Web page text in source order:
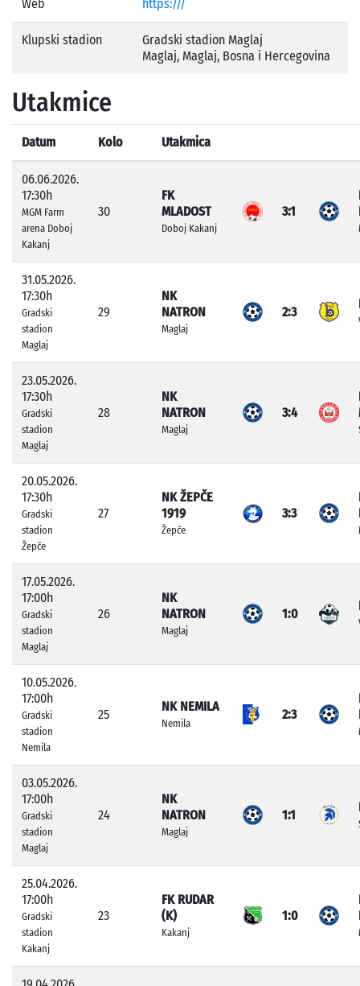
Web https:///
Klupski stadion
Gradski stadion Maglaj
Maglaj, Maglaj, Bosna i Hercegovina
Utakmice
Datum Kolo Utakmica
06.06.2026.
17:30h
MGM Farm
arena Doboj
Kakanj
30
FK
MLADOST
Doboj Kakanj
3:1
31.05.2026.
17:30h
Gradski
stadion
Maglaj
29
NK
NATRON
Maglaj
2:3
23.05.2026.
17:30h
Gradski
stadion
Maglaj
28
NK
NATRON
Maglaj
3:4
20.05.2026.
17:30h
Gradski
stadion
Žepče
27
NK ŽEPČE
1919
Žepče
3:3
17.05.2026.
17:00h
Gradski
stadion
Maglaj
26
NK
NATRON
Maglaj
1:0
10.05.2026.
17:00h
Gradski
stadion
Nemila
25
NK NEMILA
Nemila
2:3
03.05.2026.
17:00h
Gradski
stadion
Maglaj
24
NK
NATRON
Maglaj
1:1
25.04.2026.
17:00h
Gradski
stadion
Kakanj
23
FK RUDAR
(K)
Kakanj
1:0